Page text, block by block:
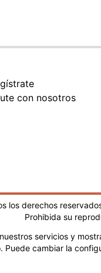
con nosotros
los derechos
Prohibida su
servicios y
Puede cambiar la